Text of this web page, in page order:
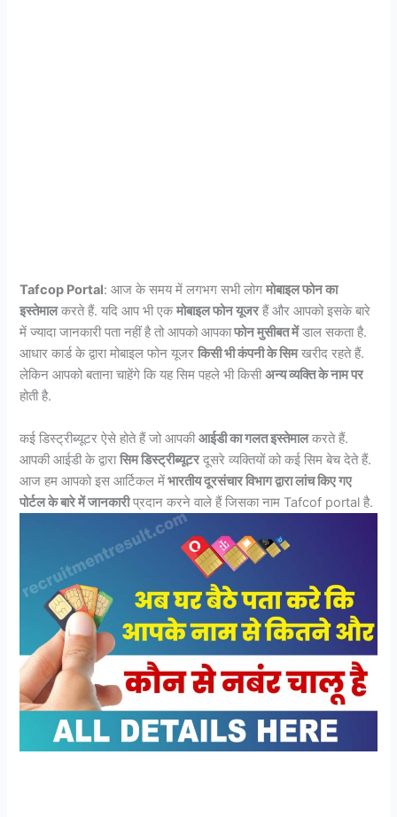
Tafcop Portal: आज के समय में लगभग सभी लोगमोबाइल फोन का
इस्तेमालकरते हैं. यदि आप भी एकमोबाइल फोन यूजरहैं और आपको इसके बारे
में ज्यादा जानकारी पता नहीं है तो आपको आपकाफोन मुसीबत मेंडाल सकता है.
आधार कार्ड के द्वारा मोबाइल फोन यूजरकिसी भी कंपनी के सिमखरीद रहते हैं.
लेकिन आपको बताना चाहेंगे कि यह सिम पहले भी किसीअन्य व्यक्ति के नाम पर
होती है.
कई डिस्ट्रीब्यूटर ऐसे होते हैं जो आपकीआईडी का गलत इस्तेमालकरते हैं.
आपकी आईडी के द्वारासिम डिस्ट्रीब्यूटरदूसरे व्यक्तियों को कई सिम बेच देते हैं.
आज हम आपको इस आर्टिकल मेंभारतीय दूरसंचार विभाग द्वारा लांच किए गए
पोर्टल के बारे में जानकारीप्रदान करने वाले हैं जिसका नाम Tafcof portal है.